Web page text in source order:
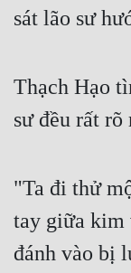
sát lão sư
Thạch Hạo
sư đều rất rõ
"Ta đi thử
tay giữa kim
đánh vào bị